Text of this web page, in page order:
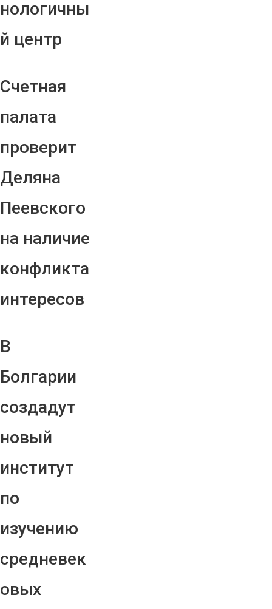
нологичны
й центр
Счетная
палата
проверит
Деляна
Пеевского
на наличие
конфликта
интересов
В
Болгарии
создадут
новый
институт
по
изучению
средневек
овых